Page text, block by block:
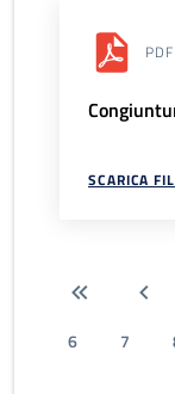
PDF
SCARICA
6
7